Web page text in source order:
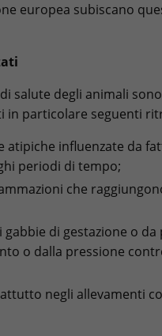
europea subiscano
salute degli animali
in particolare seguenti
atipiche influenzate da
periodi di tempo;
che
di gestazione o
o dalla pressione
negli allevamenti